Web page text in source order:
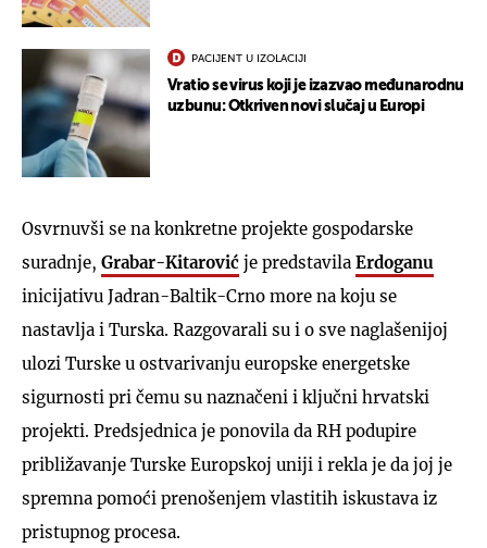
PACIJENT U IZOLACIJI
Vratio se virus koji je izazvao međunarodnu
uzbunu: Otkriven novi slučaj u Europi
Osvrnuvši se na konkretne projekte gospodarske
suradnje, Grabar-Kitarović je predstavila Erdoganu
inicijativu Jadran-Baltik-Crno more na koju se
nastavlja i Turska. Razgovarali su i o sve naglašenijoj
ulozi Turske u ostvarivanju europske energetske
sigurnosti pri čemu su naznačeni i ključni hrvatski
projekti. Predsjednica je ponovila da RH podupire
približavanje Turske Europskoj uniji i rekla je da joj je
spremna pomoći prenošenjem vlastitih iskustava iz
pristupnog procesa.